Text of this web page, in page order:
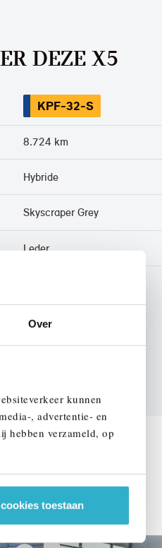
Over
kunnen
, advertentie- en
hebben verzameld, op
toestaan
DEZE X5
KPF-32-S
8.724 km
Hybride
Skyscraper Grey
Leder